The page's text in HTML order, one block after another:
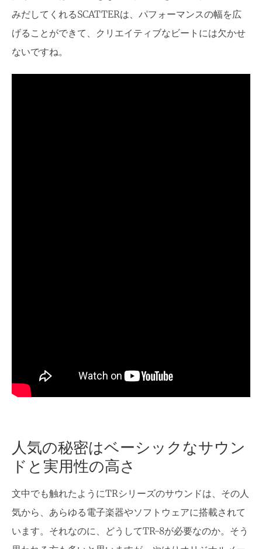
みだしてくれるSCATTERは、パフォーマンスの幅を広
げることができて、クリエイティブなビートには欠かせ
ないですね。
人気の秘密はベーシックなサウン
ドと実用性の高さ
文中でも触れたようにTRシリーズのサウンドは、その人
気から、あらゆる電子楽器やソフトウェアに搭載されて
います。それなのに、どうしてTR-8が必要なのか。そう